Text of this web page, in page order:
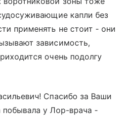
капли без
применять не стоит - они
зависимость,
очень подолгу
Спасибо за Ваши
у Лор-врача -